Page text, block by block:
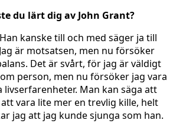
du lärt dig av John Grant?
kanske till och med säger ja till
är motsatsen, men nu försöker
Det är svårt, för jag är väldigt
person, men nu försöker jag vara
Man kan säga att
vara lite mer en trevlig kille, helt
jag att jag kunde sjunga som han.